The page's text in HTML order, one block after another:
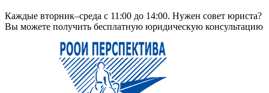
Каждые вторник–среда с 11:00 до 14:00. Нужен совет юриста?
Вы можете получить бесплатную юридическую консультацию